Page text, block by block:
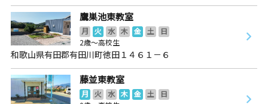
鷹巣池東教室
月 火 水 木 金 土
日
2歳～高校生
和歌山県有田郡有田川町徳田１４６１－６
藤並東教室
月 火 水 木 金 土
日